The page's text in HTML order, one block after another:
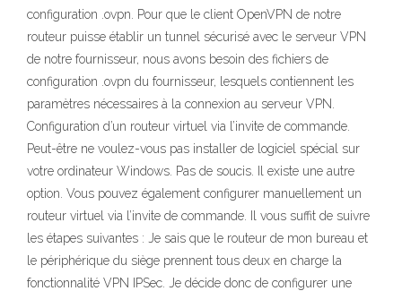
configuration .ovpn. Pour que le client OpenVPN de notre
routeur puisse établir un tunnel sécurisé avec le serveur VPN
de notre fournisseur, nous avons besoin des fichiers de
configuration .ovpn du fournisseur, lesquels contiennent les
paramètres nécessaires à la connexion au serveur VPN.
Configuration d’un routeur virtuel via l’invite de commande.
Peut-être ne voulez-vous pas installer de logiciel spécial sur
votre ordinateur Windows. Pas de soucis. Il existe une autre
option. Vous pouvez également configurer manuellement un
routeur virtuel via l’invite de commande. Il vous suffit de suivre
les étapes suivantes : Je sais que le routeur de mon bureau et
le périphérique du siège prennent tous deux en charge la
fonctionnalité VPN IPSec. Je décide donc de configurer une